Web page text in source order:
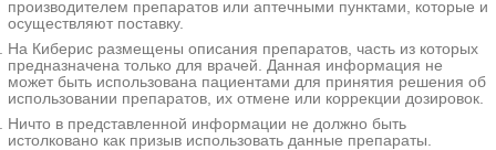
производителем препаратов или аптечными пунктами, которые и
осуществляют поставку.
На Киберис размещены описания препаратов, часть из которых
предназначена только для врачей. Данная информация не
может быть использована пациентами для принятия решения об
использовании препаратов, их отмене или коррекции дозировок.
Ничто в представленной информации не должно быть
истолковано как призыв использовать данные препараты.